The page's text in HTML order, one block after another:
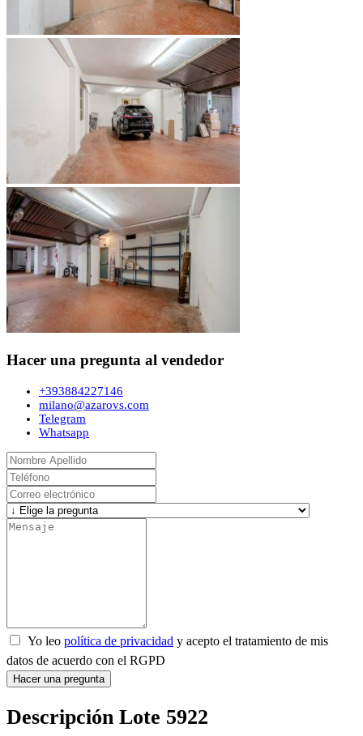
Hacer una pregunta al vendedor
+393884227146
milano@azarovs.com
Telegram
Whatsapp
Yo leo política de privacidad y acepto el tratamiento de mis
datos de acuerdo con el RGPD
Hacer una pregunta
Descripción Lote 5922